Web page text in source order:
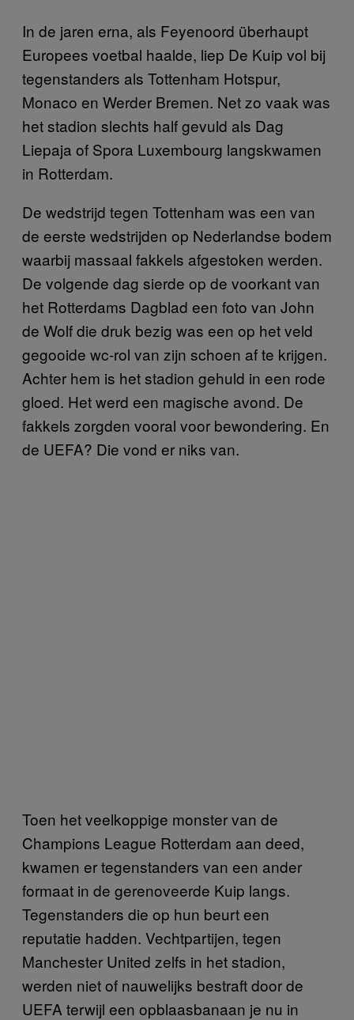
In de jaren erna, als Feyenoord überhaupt
Europees voetbal haalde, liep De Kuip vol bij
tegenstanders als Tottenham Hotspur,
Monaco en Werder Bremen. Net zo vaak was
het stadion slechts half gevuld als Dag
Liepaja of Spora Luxembourg langskwamen
in Rotterdam.
De wedstrijd tegen Tottenham was een van
de eerste wedstrijden op Nederlandse bodem
waarbij massaal fakkels afgestoken werden.
De volgende dag sierde op de voorkant van
het Rotterdams Dagblad een foto van John
de Wolf die druk bezig was een op het veld
gegooide wc-rol van zijn schoen af te krijgen.
Achter hem is het stadion gehuld in een rode
gloed. Het werd een magische avond. De
fakkels zorgden vooral voor bewondering. En
de UEFA? Die vond er niks van.
Toen het veelkoppige monster van de
Champions League Rotterdam aan deed,
kwamen er tegenstanders van een ander
formaat in de gerenoveerde Kuip langs.
Tegenstanders die op hun beurt een
reputatie hadden. Vechtpartijen, tegen
Manchester United zelfs in het stadion,
werden niet of nauwelijks bestraft door de
UEFA terwijl een opblaasbanaan je nu in